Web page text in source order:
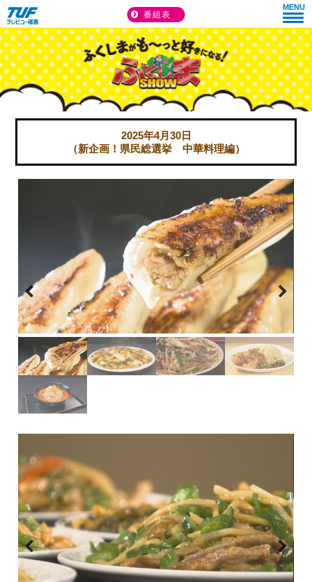
MENU
番組表
2025年4月30日
（新企画！県民総選挙 中華料理編）